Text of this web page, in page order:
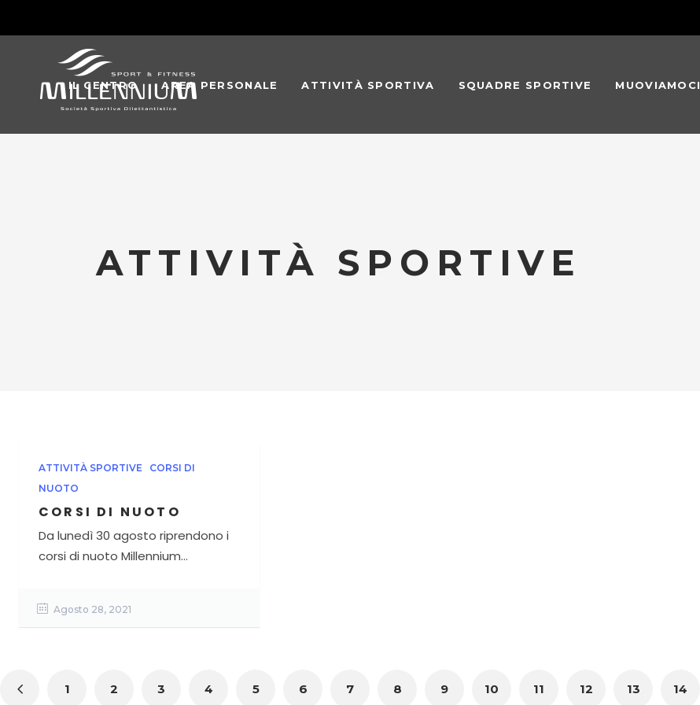
IL CENTRO AREA PERSONALE ATTIVITÀ SPORTIVA SQUADRE SPORTIVE MUOVIAMOCI
ATTIVITÀ SPORTIVE
ATTIVITÀ SPORTIVE
CORSI DI
NUOTO
CORSI DI NUOTO
Da lunedì 30 agosto riprendono i
corsi di nuoto Millennium...
Agosto 28, 2021
1 2 3 4 5 6 7 8 9 10 11 12 13 14